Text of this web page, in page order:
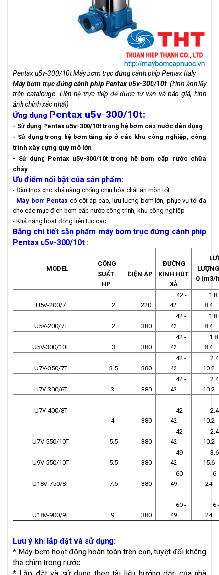
Pentax u5v-300/10t Máy bơm trục đứng cánh phíp Pentax Italy
Máy bơm trục đứng cánh phipPentax u5v-300/10t (hình ảnh lấy
trên catalouge. Liên hệ trực tiếp để được tư vấn và báo giá, hình
ảnh chính xác nhất)
Ứng dụng Pentax u5v-300/10t:
- Sử dụng Pentax u5v-300/10t trong hệ bơm cấp nước dân dụng
- Sử dụng trong hệ bơm tăng áp ở các khu công nghiệp, công
trình xây dựng quy mô lớn
- Sử dụng Pentax u5v-300/10t trong hệ bơm cấp nước chữa
cháy
Ưu điểm nổi bật của sản phẩm:
- Đầu Inox cho khả năng chống chịu hóa chất ăn mòn tốt.
- Máy bơm Pentax có cột áp cao, lưu lượng bơm lớn, phục vụ tối đa
cho các mục đích bơm cấp nước công trình, khu công nghiệp
- Khả năng hoạt động liên tục cao.
Bảng chi tiết sản phẩm máy bơm trục đứng cánh phip
Pentax u5v-300/10t :
MODEL
CÔNG
SUẤT
HP
ĐIỆN ÁP
ĐƯỜNG
KÍNH HÚT
XẢ
LƯỢNG
Q (m3/
U5V-200/7 2 220
42 -
42
1.8
8.4
U5V-200/7T 2 380
42 -
42
1.8
8.4
U5V-300/10T 3 380
42 -
42
1.8
8.4
U7V-350/7T 3.5 380
42 -
42
2.4
10.2
U7V-300/6T 3 380
42 -
42
2.4
10.2
U7V-400/8T
4
380
42 -
42
2.4
10.2
U7V-550/10T 5.5 380
42 -
42
2.4
10.2
U9V-550/10T 5.5 380
49 -
42
3.6
15.6
U18V-750/8T 7.5 380
60 -
49
6 -
24
U18V-900/9T 9 380
60 -
49
6 -
24
Lưu ý khi lắp đặt và sử dụng:
* Máy bơm hoạt động hoàn toàn trên cạn, tuyệt đối không
thả chìm trong nước.